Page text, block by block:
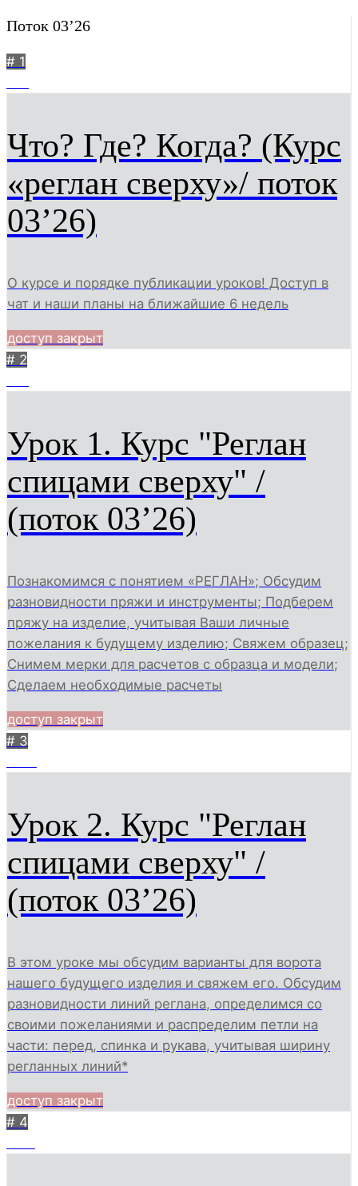
Поток 03’26
# 1
Что? Где? Когда? (Курс
«реглан сверху»/ поток
03’26)
О курсе и порядке публикации уроков! Доступ в
чат и наши планы на ближайшие 6 недель
доступ закрыт
# 2
Урок 1. Курс "Реглан
спицами сверху" /
(поток 03’26)
Познакомимся с понятием «РЕГЛАН»; Обсудим
разновидности пряжи и инструменты; Подберем
пряжу на изделие, учитывая Ваши личные
пожелания к будущему изделию; Свяжем образец;
Снимем мерки для расчетов с образца и модели;
Сделаем необходимые расчеты
доступ закрыт
# 3
Урок 2. Курс "Реглан
спицами сверху" /
(поток 03’26)
В этом уроке мы обсудим варианты для ворота
нашего будущего изделия и свяжем его. Обсудим
разновидности линий реглана, определимся со
своими пожеланиями и распределим петли на
части: перед, спинка и рукава, учитывая ширину
регланных линий*
доступ закрыт
# 4